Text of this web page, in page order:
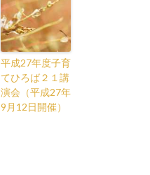
平成27年度子育
てひろば２１講
演会（平成27年
9月12日開催）